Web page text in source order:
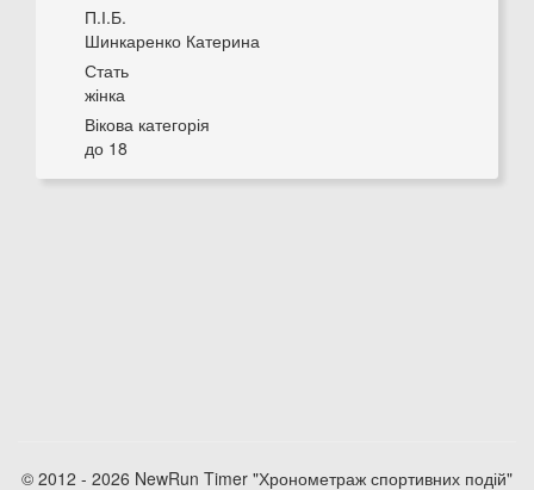
П.І.Б.
Шинкаренко Катерина
Стать
жінка
Вікова категорія
до 18
© 2012 - 2026 NewRun Timer "Хронометраж спортивних подій"